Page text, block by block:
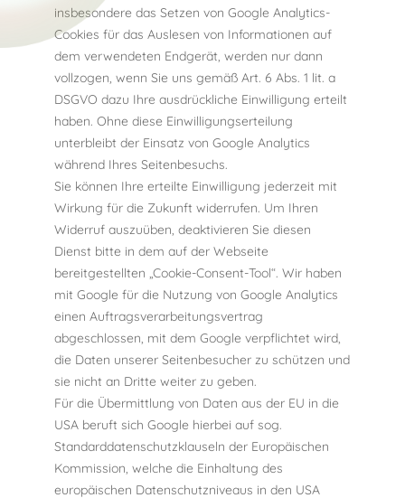
insbesondere das Setzen von Google Analytics-
Cookies für das Auslesen von Informationen auf
dem verwendeten Endgerät, werden nur dann
vollzogen, wenn Sie uns gemäß Art. 6 Abs. 1 lit. a
DSGVO dazu Ihre ausdrückliche Einwilligung erteilt
haben. Ohne diese Einwilligungserteilung
unterbleibt der Einsatz von Google Analytics
während Ihres Seitenbesuchs.
Sie können Ihre erteilte Einwilligung jederzeit mit
Wirkung für die Zukunft widerrufen. Um Ihren
Widerruf auszuüben, deaktivieren Sie diesen
Dienst bitte in dem auf der Webseite
bereitgestellten „Cookie-Consent-Tool“. Wir haben
mit Google für die Nutzung von Google Analytics
einen Auftragsverarbeitungsvertrag
abgeschlossen, mit dem Google verpflichtet wird,
die Daten unserer Seitenbesucher zu schützen und
sie nicht an Dritte weiter zu geben.
Für die Übermittlung von Daten aus der EU in die
USA beruft sich Google hierbei auf sog.
Standarddatenschutzklauseln der Europäischen
Kommission, welche die Einhaltung des
europäischen Datenschutzniveaus in den USA